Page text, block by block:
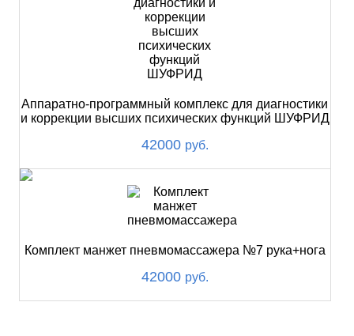
Аппаратно-программный комплекс для диагностики
и коррекции высших психических функций ШУФРИД
42000 руб.
Комплект манжет пневмомассажера №7 рука+нога
42000 руб.